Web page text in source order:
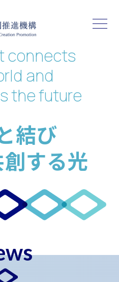
connects
and
the future
結び
する光